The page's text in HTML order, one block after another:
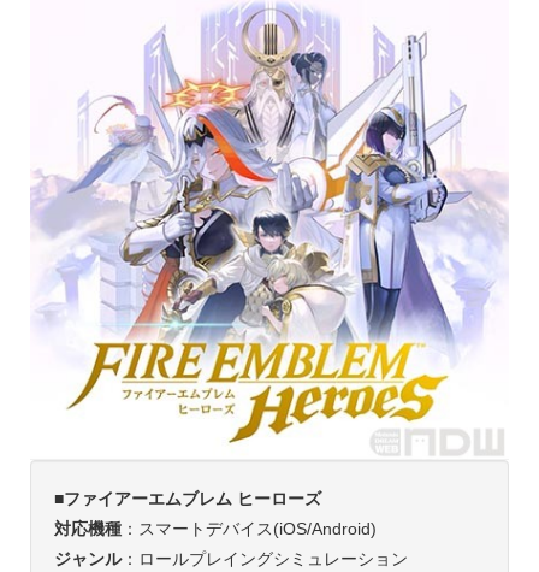
■ファイアーエムブレム ヒーローズ
対応機種：スマートデバイス(iOS/Android)
ジャンル：ロールプレイングシミュレーション